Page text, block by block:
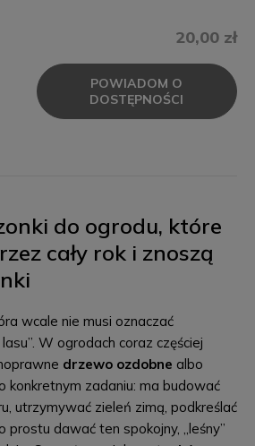
20,00 zł
POWIADOM O
DOSTĘPNOŚCI
do ogrodu, które
cały rok i znoszą
wcale nie musi oznaczać
W ogrodach coraz częściej
drzewo ozdobne albo
konkretnym zadaniu: ma budować
utrzymywać zieleń zimą, podkreślać
prostu dawać ten spokojny, „leśny”